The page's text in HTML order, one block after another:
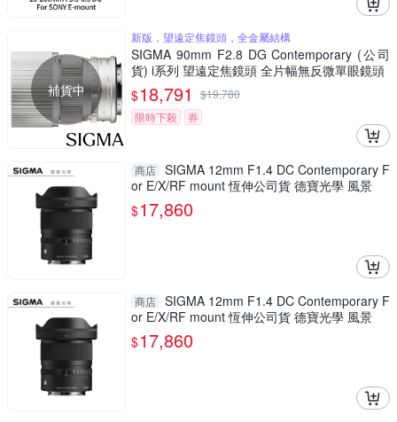
補貨中
新版，望遠定焦鏡頭，全金屬結構
SIGMA 90mm F2.8 DG Contemporary (公司
貨) i系列 望遠定焦鏡頭 全片幅無反微單眼鏡頭
$18,791 $19,780
限時下殺
券
商店 SIGMA 12mm F1.4 DC Contemporary F
or E/X/RF mount 恆伸公司貨 德寶光學 風景
$17,860
商店 SIGMA 12mm F1.4 DC Contemporary F
or E/X/RF mount 恆伸公司貨 德寶光學 風景
$17,860